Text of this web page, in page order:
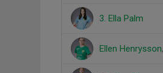
3. Ella Palm
Ellen Henrysson